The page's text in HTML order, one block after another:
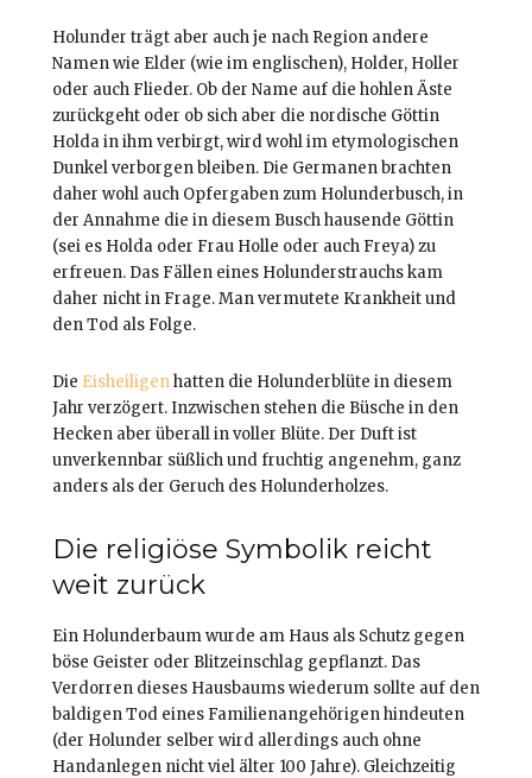
Holunder trägt aber auch je nach Region andere
Namen wie Elder (wie im englischen), Holder, Holler
oder auch Flieder. Ob der Name auf die hohlen Äste
zurückgeht oder ob sich aber die nordische Göttin
Holda in ihm verbirgt, wird wohl im etymologischen
Dunkel verborgen bleiben. Die Germanen brachten
daher wohl auch Opfergaben zum Holunderbusch, in
der Annahme die in diesem Busch hausende Göttin
(sei es Holda oder Frau Holle oder auch Freya) zu
erfreuen. Das Fällen eines Holunderstrauchs kam
daher nicht in Frage. Man vermutete Krankheit und
den Tod als Folge.
Die Eisheiligenhatten die Holunderblüte in diesem
Jahr verzögert. Inzwischen stehen die Büsche in den
Hecken aber überall in voller Blüte. Der Duft ist
unverkennbar süßlich und fruchtig angenehm, ganz
anders als der Geruch des Holunderholzes.
Die religiöse Symbolik reicht
weit zurück
Ein Holunderbaum wurde am Haus als Schutz gegen
böse Geister oder Blitzeinschlag gepflanzt. Das
Verdorren dieses Hausbaums wiederum sollte auf den
baldigen Tod eines Familienangehörigen hindeuten
(der Holunder selber wird allerdings auch ohne
Handanlegen nicht viel älter 100 Jahre). Gleichzeitig